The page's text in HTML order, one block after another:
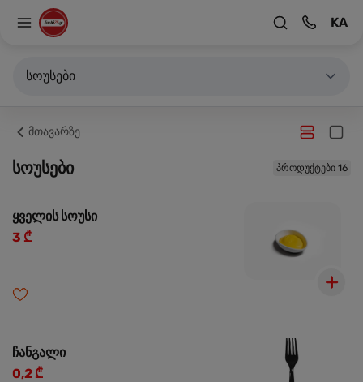
KA
სოუსები
მთავარზე
სოუსები პროდუქტები 16
ყველის სოუსი
3 ₾
ჩანგალი
0,2 ₾